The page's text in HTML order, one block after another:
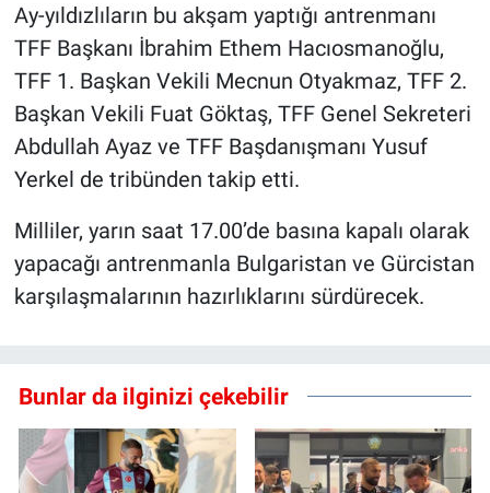
Ay-yıldızlıların bu akşam yaptığı antrenmanı
TFF Başkanı İbrahim Ethem Hacıosmanoğlu,
TFF 1. Başkan Vekili Mecnun Otyakmaz, TFF 2.
Başkan Vekili Fuat Göktaş, TFF Genel Sekreteri
Abdullah Ayaz ve TFF Başdanışmanı Yusuf
Yerkel de tribünden takip etti.
Milliler, yarın saat 17.00’de basına kapalı olarak
yapacağı antrenmanla Bulgaristan ve Gürcistan
karşılaşmalarının hazırlıklarını sürdürecek.
Bunlar da ilginizi çekebilir